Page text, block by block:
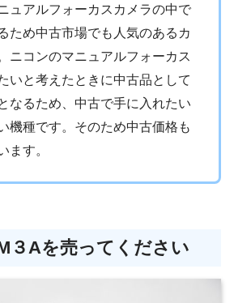
ュアルフォーカスカメラの中で
ため中古市場でも人気のあるカ
ニコンのマニュアルフォーカス
いと考えたときに中古品として
なるため、中古で手に入れたい
機種です。そのため中古価格も
ます。
３Aを売ってください